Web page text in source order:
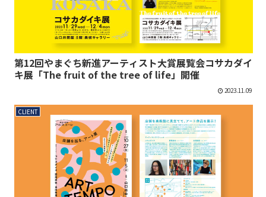
第12回やまぐち新進アーティスト大賞展覧会コサカダイ
キ展「The fruit of the tree of life」開催
2023.11.09
CLIENT